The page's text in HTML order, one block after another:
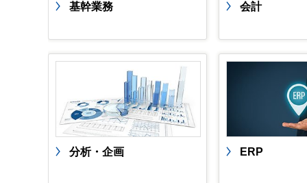
基幹業務 会計
分析・企画 ERP